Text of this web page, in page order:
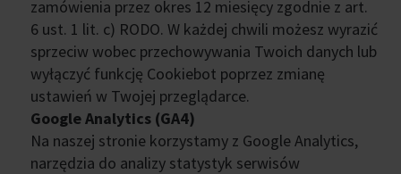
zamówienia przez okres 12 miesięcy zgodnie z art.
6 ust. 1 lit. c) RODO. W każdej chwili możesz wyrazić
sprzeciw wobec przechowywania Twoich danych lub
wyłączyć funkcję Cookiebot poprzez zmianę
ustawień w Twojej przeglądarce.
Google Analytics (GA4)
Na naszej stronie korzystamy z Google Analytics,
narzędzia do analizy statystyk serwisów